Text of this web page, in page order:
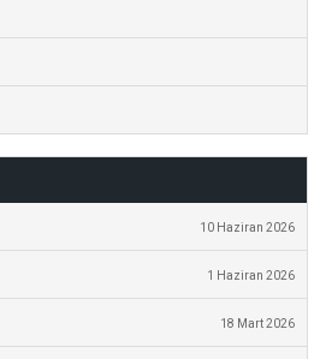
10 Haziran 2026
1 Haziran 2026
18 Mart 2026